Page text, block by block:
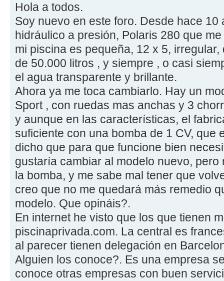
Hola a todos.
Soy nuevo en este foro. Desde hace 10
hidráulico a presión, Polaris 280 que
mi piscina es pequeña, 12 x 5,
de 50.000 litros , y siempre , o casi
el agua transparente y brillante.
Ahora ya me toca cambiarlo. Hay un
Sport , con ruedas mas anchas y 3
y aunque en las características, el
suficiente con una bomba de 1 CV, que
dicho que para que funcione bien
gustaría cambiar al modelo nuevo,
la bomba, y me sabe mal tener que
creo que no me quedará más remedio
modelo. Que opináis?.
En internet he visto que los que tienen
piscinaprivada.com. La central es
al parecer tienen delegación en
Alguien los conoce?. Es una empresa
conoce otras empresas con buen